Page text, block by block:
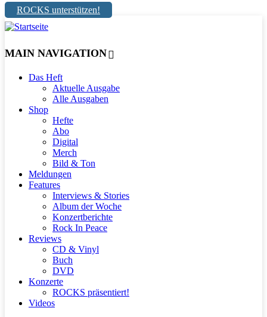
ROCKS unterstützen!
MAIN NAVIGATION
Das Heft
Aktuelle Ausgabe
Alle Ausgaben
Shop
Hefte
Abo
Digital
Merch
Bild & Ton
Meldungen
Features
Interviews & Stories
Album der Woche
Konzertberichte
Rock In Peace
Reviews
CD & Vinyl
Buch
DVD
Konzerte
ROCKS präsentiert!
Videos